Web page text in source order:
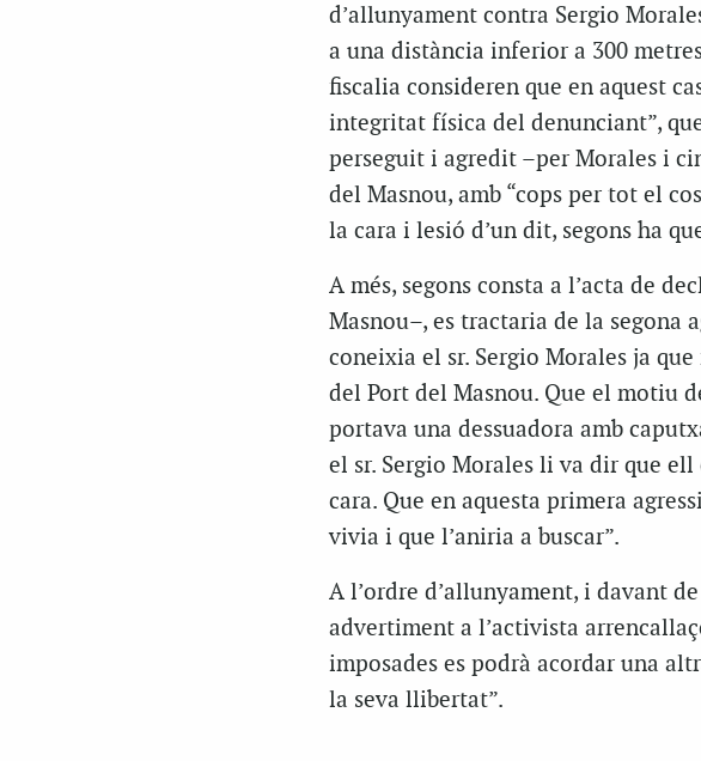
d’allunyament contra Sergio
a una distància inferior a 300
fiscalia consideren que en aquest
integritat física del denunciant”,
perseguit i agredit –per Morales i
del Masnou, amb “cops per tot el
la cara i lesió d’un dit, segons ha
A més, segons consta a l’acta de
Masnou–, es tractaria de la segona
coneixia el sr. Sergio Morales ja
del Port del Masnou. Que el motiu
portava una dessuadora amb
el sr. Sergio Morales li va dir que
cara. Que en aquesta primera
vivia i que l’aniria a buscar”.
A l’ordre d’allunyament, i davant
advertiment a l’activista
imposades es podrà acordar una
la seva llibertat”.